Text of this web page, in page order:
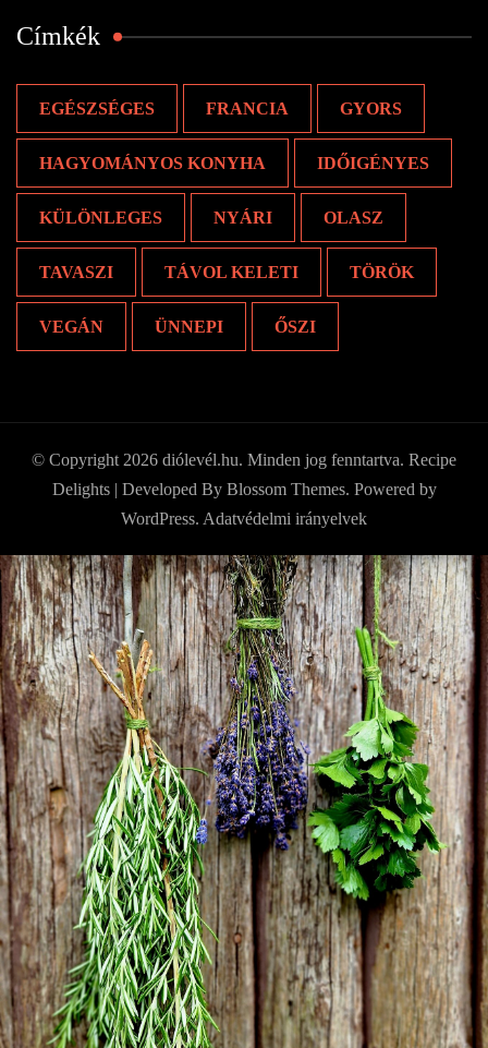
Címkék
EGÉSZSÉGES FRANCIA GYORS
HAGYOMÁNYOS KONYHA IDŐIGÉNYES
KÜLÖNLEGES NYÁRI OLASZ
TAVASZI TÁVOL KELETI TÖRÖK
VEGÁN ÜNNEPI ŐSZI
© Copyright 2026 diólevél.hu. Minden jog fenntartva. Recipe
Delights | Developed By Blossom Themes. Powered by
WordPress. Adatvédelmi irányelvek